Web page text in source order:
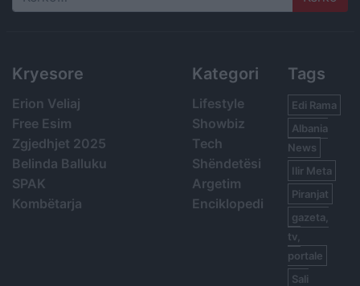
Search
Kryesore
Erion Veliaj
Free Esim
Zgjedhjet 2025
Belinda Balluku
SPAK
Kombëtarja
Kategori
Lifestyle
Showbiz
Tech
Shëndetësi
Argetim
Enciklopedi
Tags
Edi Rama
Albania
News
Ilir Meta
Piranjat
gazeta,
tv,
portale
Sali